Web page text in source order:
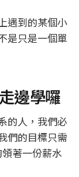
遇到的某個小
是只是一個單
邊學囉
的人，我們必
們的目標只需
領著一份薪水